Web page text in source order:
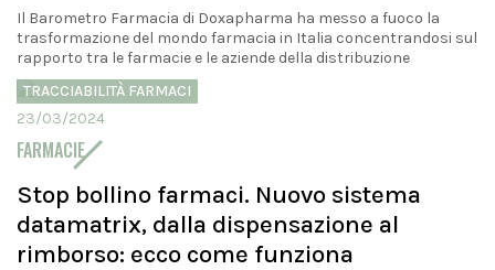
Il Barometro Farmacia di Doxapharma ha messo a fuoco la
trasformazione del mondo farmacia in Italia concentrandosi sul
rapporto tra le farmacie e le aziende della distribuzione
TRACCIABILITÀ FARMACI
23/03/2024
FARMACIE
Stop bollino farmaci. Nuovo sistema
datamatrix, dalla dispensazione al
rimborso: ecco come funziona